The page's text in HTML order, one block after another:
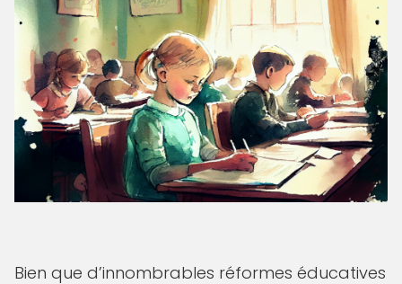
Bien que d’innombrables réformes éducatives